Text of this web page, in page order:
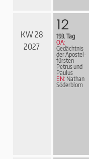
KW 28
2027
12
193. Tag
OA:
Gedächtnis
der Apostel­
fürs­ten
Petrus und
Paulus
EN: Nathan
Söderblom